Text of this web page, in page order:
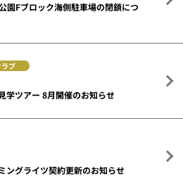
園Fブロック海側駐車場の閉鎖につ
ブ
学ツアー 8月開催のお知らせ
ングライツ契約更新のお知らせ